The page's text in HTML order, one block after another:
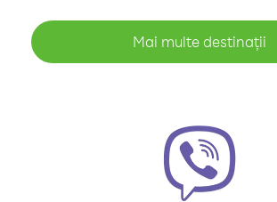
Mai multe destinații